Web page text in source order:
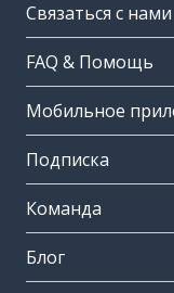
Связаться с нами
FAQ & Помощь
Мобильное
Подписка
Команда
Блог